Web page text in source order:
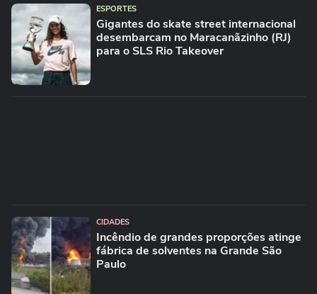
ESPORTES
Gigantes do skate street internacional
desembarcam no Maracanãzinho (RJ)
para o SLS Rio Takeover
CIDADES
Incêndio de grandes proporções atinge
fábrica de solventes na Grande São
Paulo